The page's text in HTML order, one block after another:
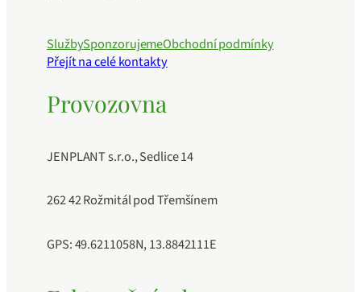
SlužbySponzorujemeObchodní podmínky
Přejít na celé kontakty
Provozovna
JENPLANT s.r.o., Sedlice 14
262 42 Rožmitál pod Třemšínem
GPS: 49.6211058N, 13.8842111E